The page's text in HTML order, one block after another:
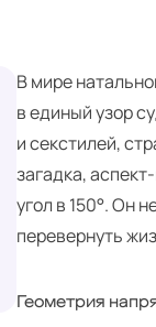
В мире
в единый узор
и секстилей,
загадка,
угол в 150°. Он
перевернуть
Геометрия